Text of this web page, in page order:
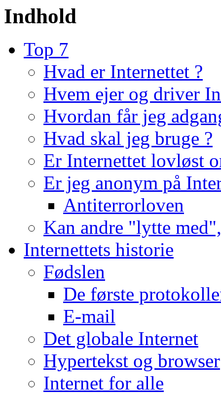
Indhold
Top 7
Hvad er Internettet ?
Hvem ejer og driver
Hvordan får jeg
Hvad skal jeg bruge ?
Er Internettet lovløst
Er jeg anonym på
Antiterrorloven
Kan andre "lytte
Internettets historie
Fødslen
De første
E-mail
Det globale Internet
Hypertekst og browser
Internet for alle